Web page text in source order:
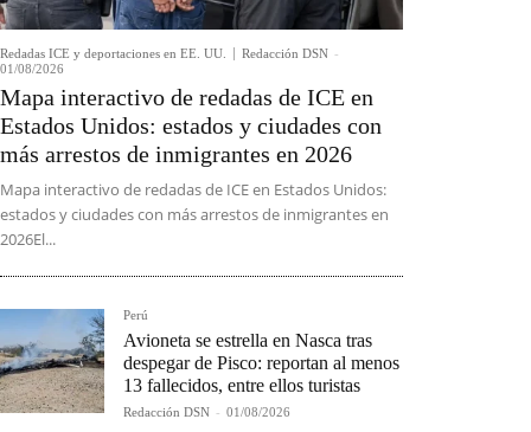
Redadas ICE y deportaciones en EE. UU. Redacción DSN -
01/08/2026
Mapa interactivo de redadas de ICE en
Estados Unidos: estados y ciudades con
más arrestos de inmigrantes en 2026
Mapa interactivo de redadas de ICE en Estados Unidos:
estados y ciudades con más arrestos de inmigrantes en
2026El...
Perú
Avioneta se estrella en Nasca tras
despegar de Pisco: reportan al menos
13 fallecidos, entre ellos turistas
Redacción DSN - 01/08/2026